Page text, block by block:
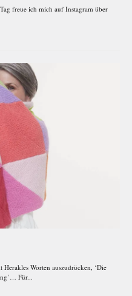
freue ich mich auf Instagram über
Worten auszudrücken, ‘Die
Für...